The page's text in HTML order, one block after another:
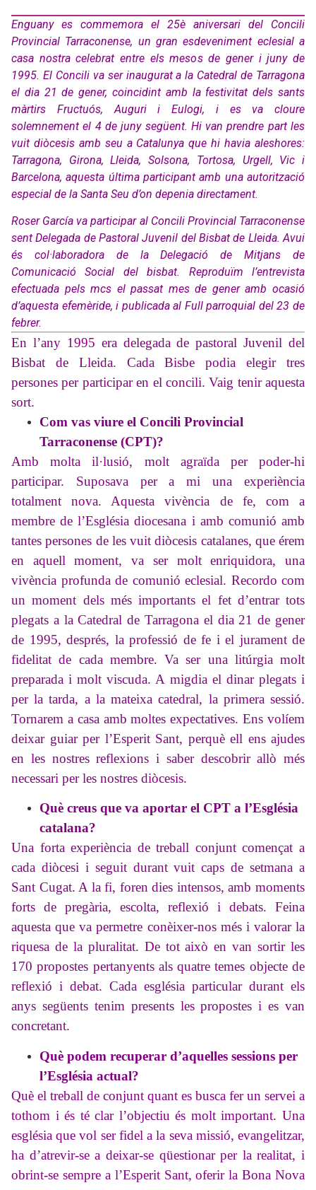
Enguany es commemora el 25è aniversari del Concili
Provincial Tarraconense, un gran esdeveniment eclesial a
casa nostra celebrat entre els mesos de gener i juny de
1995. El Concili va ser inaugurat a la Catedral de Tarragona
el dia 21 de gener, coincidint amb la festivitat dels sants
màrtirs Fructuós, Auguri i Eulogi, i es va cloure
solemnement el 4 de juny següent. Hi van prendre part les
vuit diòcesis amb seu a Catalunya que hi havia aleshores:
Tarragona, Girona, Lleida, Solsona, Tortosa, Urgell, Vic i
Barcelona, aquesta última participant amb una autorització
especial de la Santa Seu d’on depenia directament.
Roser García va participar al Concili Provincial Tarraconense
sent Delegada de Pastoral Juvenil del Bisbat de Lleida. Avui
és col·laboradora de la Delegació de Mitjans de
Comunicació Social del bisbat. Reproduïm l’entrevista
efectuada pels mcs el passat mes de generamb ocasió
d’aquesta efemèride,i publicada al Full parroquial del 23 de
febrer.
En l’any 1995 era delegada de pastoral Juvenil del
Bisbat de Lleida. Cada Bisbe podia elegir tres
persones per participar en el concili. Vaig tenir aquesta
sort.
Com vas viure el Concili Provincial
Tarraconense (CPT)?
Amb molta il·lusió, molt agraïda per poder-hi
participar. Suposava per a mi una experiència
totalment nova. Aquesta vivència de fe, com a
membre de l’Església diocesana i amb comunió amb
tantes persones de les vuit diòcesis catalanes, que érem
en aquell moment, va ser molt enriquidora, una
vivència profunda de comunió eclesial. Recordo com
un moment dels més importants el fet d’entrar tots
plegats a la Catedral de Tarragona el dia 21 de gener
de 1995, després, la professió de fe i el jurament de
fidelitat de cada membre. Va ser una litúrgia molt
preparada i molt viscuda. A migdia el dinar plegats i
per la tarda, a la mateixa catedral, la primera sessió.
Tornarem a casa amb moltes expectatives. Ens volíem
deixar guiar per l’Esperit Sant, perquè ell ens ajudes
en les nostres reflexions i saber descobrir allò més
necessari per les nostres diòcesis.
Què creus que va aportar el CPT a l’Església
catalana?
Una forta experiència de treball conjunt començat a
cada diòcesi i seguit durant vuit caps de setmana a
Sant Cugat. A la fi, foren dies intensos, amb moments
forts de pregària, escolta, reflexió i debats. Feina
aquesta que va permetre conèixer-nos més i valorar la
riquesa de la pluralitat. De tot això en van sortir les
170 propostes pertanyents als quatre temes objecte de
reflexió i debat. Cada església particular durant els
anys següents tenim presents les propostes i es van
concretant.
Què podem recuperar d’aquelles sessions per
l’Església actual?
Què el treball de conjunt quant es busca fer un servei a
tothom i és té clar l’objectiu és molt important. Una
església que vol ser fidel a la seva missió, evangelitzar,
ha d’atrevir-se a deixar-se qüestionar per la realitat, i
obrint-se sempre a l’Esperit Sant, oferir la Bona Nova